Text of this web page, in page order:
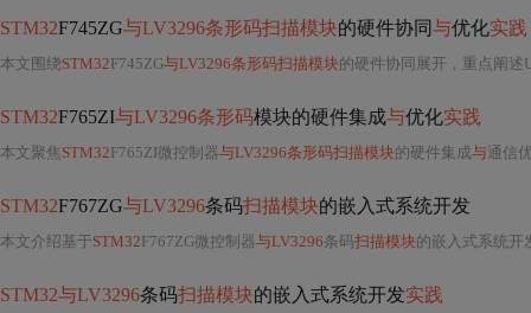
STM32F745ZG与LV3296条形码扫描模块的硬件协同与优化实践
本文围绕STM32F745ZG与LV3296条形码扫描模块的硬件协同展开，重点阐述UART/USB通信优化、抗干扰设计、多设备实时调度、低功耗唤醒机
STM32F765ZI与LV3296条形码模块的硬件集成与优化实践
本文聚焦 STM32F765ZI微控制器与LV3296条形码扫描模块的硬件集成与通信优化。重
STM32F767ZG与LV3296条码扫描模块的嵌入式系统开发
本文介绍基于STM32F767ZG微控制器与LV3296条码扫描模块的嵌入式系统开
STM32与LV3296条码扫描模块的嵌入式系统开发实践